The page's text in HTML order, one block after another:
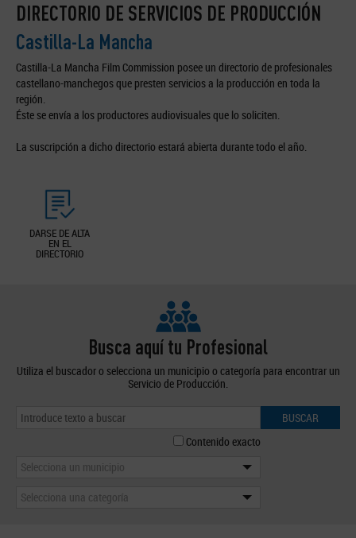
DIRECTORIO DE SERVICIOS DE PRODUCCIÓN
Castilla-La Mancha
Castilla-La Mancha Film Commission posee un directorio de profesionales
castellano-manchegos que presten servicios a la producción en toda la
región.
Éste se envía a los productores audiovisuales que lo soliciten.
La suscripción a dicho directorio estará abierta durante todo el año.
DARSE DE ALTA
EN EL
DIRECTORIO
Busca aquí tu Profesional
Utiliza el buscador o selecciona un municipio o categoría para encontrar un
Servicio de Producción.
BUSCAR
Contenido exacto
Selecciona un municipio
Selecciona una categoría